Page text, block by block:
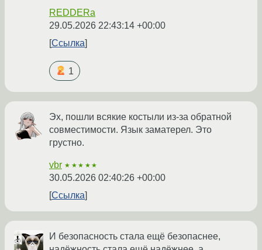
REDDERa
29.05.2026 22:43:14 +00:00
Ссылка
1
Эх, пошли всякие костыли из-за обратной
совместимости. Язык заматерел. Это
грустно.
vbr ★★★★★
30.05.2026 02:40:26 +00:00
Ссылка
И безопасность стала ещё безопаснее,